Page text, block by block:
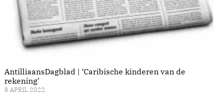
AntilliaansDagblad | ‘Caribische kinderen van de
rekening’
8 APRIL 2022